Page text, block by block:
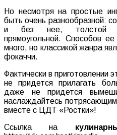
Но несмотря на простые
быть очень разнообразной:
и без нее, толстой
прямоугольной. Способов
много, но классикой жанра
фокаччи.
Фактически в приготовлении
не придется прилагать
даже не придется
наслаждайтесь
вместе с ЦДТ «Ростки»!
Ссылка на